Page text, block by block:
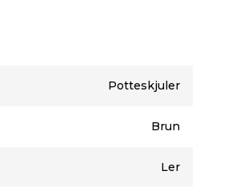
Potteskjuler
Brun
Ler